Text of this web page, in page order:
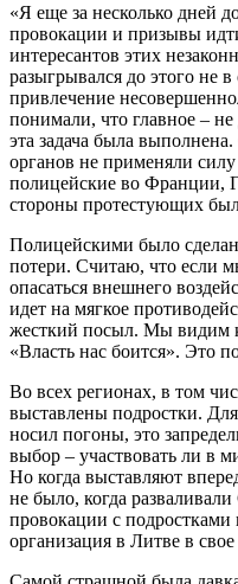
«Я еще за несколько дней
провокации и призывы
интересантов этих
разыгрывался до этого не
привлечение
понимали, что главное –
эта задача была
органов не применяли
полицейские во
стороны протестующих
Полицейскими было
потери. Считаю, что если
опасаться внешнего
идет на мягкое
жесткий посыл. Мы видим
«Власть нас боится». Это
Во всех регионах, в том
выставлены подростки.
носил погоны, это
выбор – участвовать ли в
Но когда выставляют
не было, когда
провокации с подростками
организация в Литве в